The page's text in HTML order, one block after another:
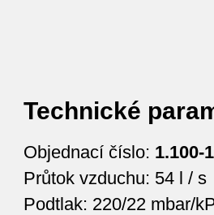
Technické
Objednací číslo: 1.100-
Průtok vzduchu: 54 l / s
Podtlak: 220/22 mbar/